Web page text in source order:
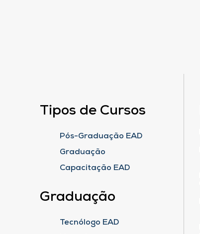
Tipos de Cursos
Pós-Graduação EAD
Graduação
Capacitação EAD
Graduação
Tecnólogo EAD